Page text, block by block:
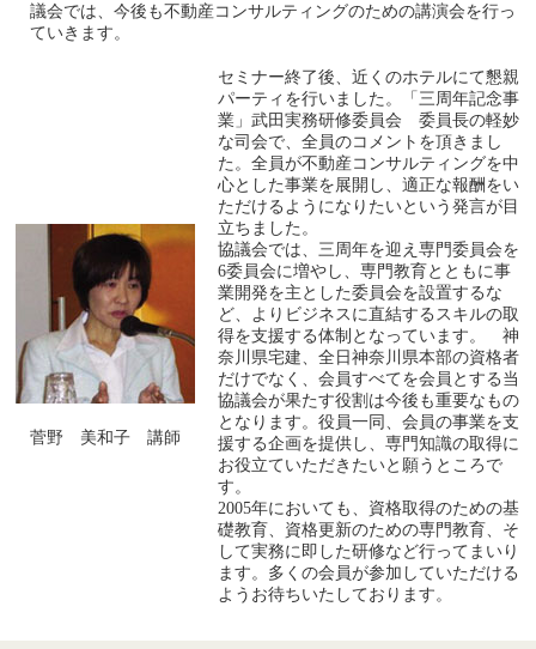
議会では、今後も不動産コンサルティングのための講演会を行っ
ていきます。
菅野 美和子 講師
セミナー終了後、近くのホテルにて懇親
パーティを行いました。「三周年記念事
業」武田実務研修委員会 委員長の軽妙
な司会で、全員のコメントを頂きまし
た。全員が不動産コンサルティングを中
心とした事業を展開し、適正な報酬をい
ただけるようになりたいという発言が目
立ちました。
協議会では、三周年を迎え専門委員会を
6委員会に増やし、専門教育とともに事
業開発を主とした委員会を設置するな
ど、よりビジネスに直結するスキルの取
得を支援する体制となっています。 神
奈川県宅建、全日神奈川県本部の資格者
だけでなく、会員すべてを会員とする当
協議会が果たす役割は今後も重要なもの
となります。役員一同、会員の事業を支
援する企画を提供し、専門知識の取得に
お役立ていただきたいと願うところで
す。
2005年においても、資格取得のための基
礎教育、資格更新のための専門教育、そ
して実務に即した研修など行ってまいり
ます。多くの会員が参加していただける
ようお待ちいたしております。